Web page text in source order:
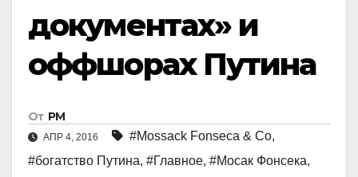
документах» и
оффшорах Путина
От РМ
АПР 4, 2016 #Mossack Fonseca & Co,
#богатство Путина, #Главное, #Мосак Фонсека,